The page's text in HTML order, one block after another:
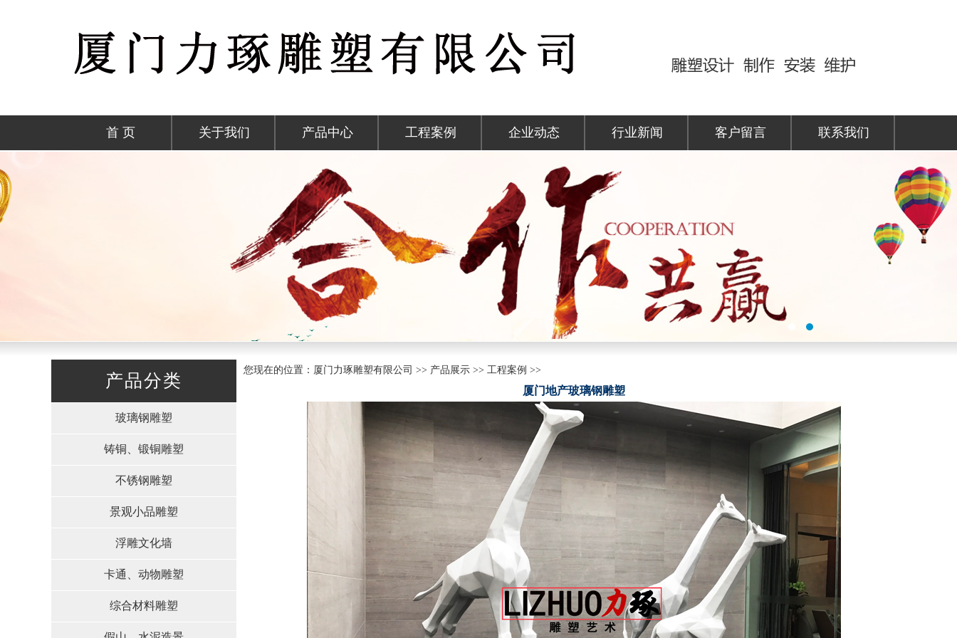
首 页 关于我们 产品中心 工程案例 企业动态 行业新闻 客户留言 联系我们
产品分类
玻璃钢雕塑
铸铜、锻铜雕塑
不锈钢雕塑
景观小品雕塑
浮雕文化墙
卡通、动物雕塑
综合材料雕塑
您现在的位置：厦门力琢雕塑有限公司 >> 产品展示 >> 工程案例 >>
厦门地产玻璃钢雕塑